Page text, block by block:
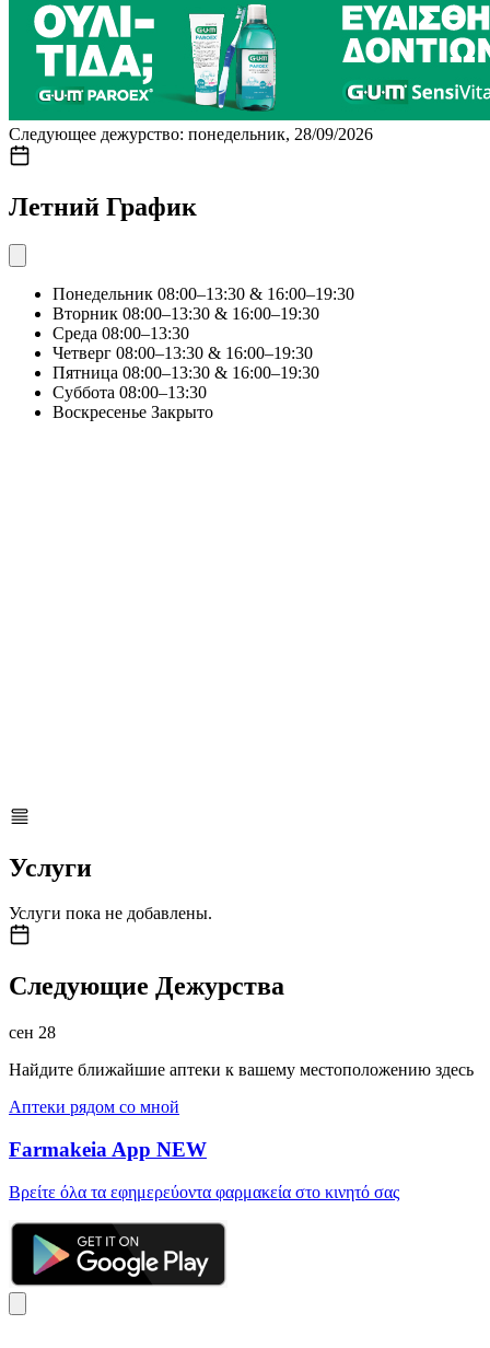
Следующее дежурство: понедельник, 28/09/2026
Летний График
Понедельник 08:00–13:30 & 16:00–19:30
Вторник 08:00–13:30 & 16:00–19:30
Среда 08:00–13:30
Четверг 08:00–13:30 & 16:00–19:30
Пятница 08:00–13:30 & 16:00–19:30
Суббота 08:00–13:30
Воскресенье Закрыто
Услуги
Услуги пока не добавлены.
Следующие Дежурства
сен 28
Найдите ближайшие аптеки к вашему местоположению здесь
Аптеки рядом со мной
Farmakeia App NEW
Βρείτε όλα τα εφημερεύοντα φαρμακεία στο κινητό σας